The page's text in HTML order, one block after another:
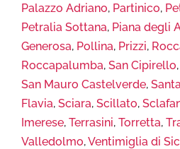
Palazzo Adriano, Partinico,
Petralia Sottana, Piana degli
Generosa, Pollina, Prizzi,
Roccapalumba, San Cipirello,
San Mauro Castelverde,
Flavia, Sciara, Scillato,
Imerese, Terrasini, Torretta,
Valledolmo,Ventimiglia di